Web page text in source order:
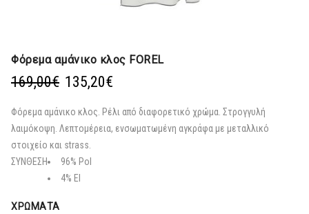
Φόρεμα αμάνικο κλος FOREL
169,00€ Original
was:
169,00€.
135,20€
τιμή
είναι:
Φόρεμα αμάνικο κλος. Ρέλι από διαφορετικό χρώμα. Στρογγυλή
λαιμόκοψη. Λεπτομέρεια, ενσωματωμένη αγκράφα με μεταλλικό
στοιχείο και strass.
ΣΥΝΘΕΣΗ
96% Pol
4% El
ΧΡΏΜΑΤΑ